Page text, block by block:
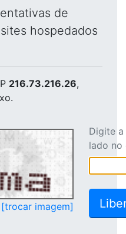
de
hospedados
216.73.216.26,
[trocar imagem]
Digite
lado no